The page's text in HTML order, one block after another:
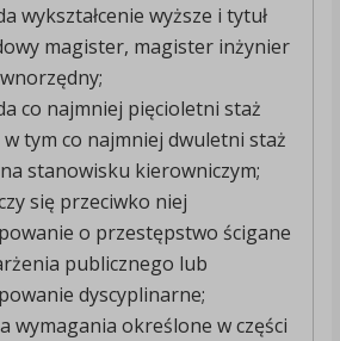
wykształcenie wyższe i tytuł
magister, magister inżynier
co najmniej pięcioletni staż
w tym co najmniej dwuletni staż
stanowisku kierowniczym;
się przeciwko niej
o przestępstwo ścigane
publicznego lub
dyscyplinarne;
wymagania określone w części